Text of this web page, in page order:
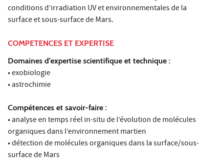
conditions d’irradiation UV et environnementales de la
surface et sous-surface de Mars.
COMPETENCES ET EXPERTISE
Domaines d’expertise scientifique et technique :
• exobiologie
• astrochimie
Compétences et savoir-faire :
• analyse en temps réel in-situ de l’évolution de molécules
organiques dans l’environnement martien
• détection de molécules organiques dans la surface/sous-
surface de Mars